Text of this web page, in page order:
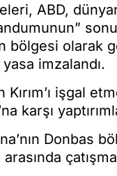
ABD,
bölgesi
imzalandı.
işgal
karşı
Donbas